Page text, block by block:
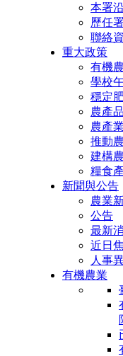
本署
歷任
聯絡
重大政策
有機
學校
穩定
農產
農產
推動
建構
糧食
新聞與公告
農業
公告
最新
近日
人事
有機農業